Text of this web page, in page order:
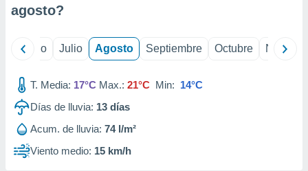
agosto?
Junio Julio Agosto Septiembre Octubre
T. Media: 17°C Max.: 21°C Min: 14°C
Días de lluvia: 13 días
Acum. de lluvia: 74 l/m²
Viento medio: 15 km/h